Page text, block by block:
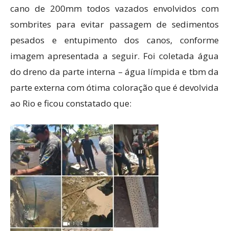
cano de 200mm todos vazados envolvidos com
sombrites para evitar passagem de sedimentos
pesados e entupimento dos canos, conforme
imagem apresentada a seguir. Foi coletada água
do dreno da parte interna – água límpida e tbm da
parte externa com ótima coloração que é devolvida
ao Rio e ficou constatado que: